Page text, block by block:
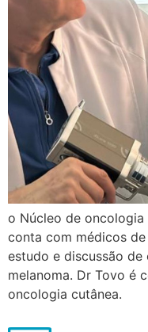
o Núcleo de
conta com médicos
estudo e discussão
melanoma. Dr Tovo é
oncologia cutânea.